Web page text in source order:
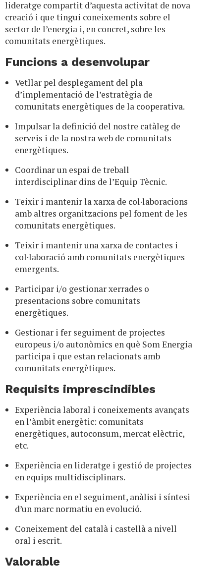
lideratge compartit d’aquesta activitat de nova
creació i que tingui coneixements sobre el
sector de l’energia i, en concret, sobre les
comunitats energètiques.
Funcions a desenvolupar
Vetllar pel desplegament del pla
d’implementació de l’estratègia de
comunitats energètiques de la cooperativa.
Impulsar la definició del nostre catàleg de
serveis i de la nostra web de comunitats
energètiques.
Coordinar un espai de treball
interdisciplinar dins de l’Equip Tècnic.
Teixir i mantenir la xarxa de col·laboracions
amb altres organitzacions pel foment de les
comunitats energètiques.
Teixir i mantenir una xarxa de contactes i
col·laboració amb comunitats energètiques
emergents.
Participar i/o gestionar xerrades o
presentacions sobre comunitats
energètiques.
Gestionar i fer seguiment de projectes
europeus i/o autonòmics en què Som Energia
participa i que estan relacionats amb
comunitats energètiques.
Requisits imprescindibles
Experiència laboral i coneixements avançats
en l’àmbit energètic: comunitats
energètiques, autoconsum, mercat elèctric,
etc.
Experiència en lideratge i gestió de projectes
en equips multidisciplinars.
Experiència en el seguiment, anàlisi i síntesi
d’un marc normatiu en evolució.
Coneixement del català i castellà a nivell
oral i escrit.
Valorable